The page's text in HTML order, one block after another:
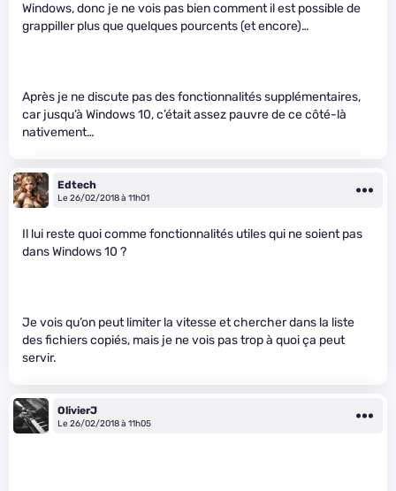
Windows, donc je ne vois pas bien comment il est possible de
grappiller plus que quelques pourcents (et encore)…
Après je ne discute pas des fonctionnalités supplémentaires,
car jusqu’à Windows 10, c’était assez pauvre de ce côté-là
nativement…
Edtech
Le 26/02/2018 à 11h01
Il lui reste quoi comme fonctionnalités utiles qui ne soient pas
dans Windows 10 ?
Je vois qu’on peut limiter la vitesse et chercher dans la liste
des fichiers copiés, mais je ne vois pas trop à quoi ça peut
servir.
OlivierJ
Le 26/02/2018 à 11h05